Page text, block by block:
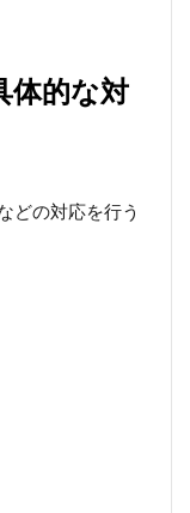
体的な対
どの対応を行う